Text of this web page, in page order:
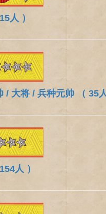
人 ）
/ 大将 / 兵种元帅 （ 35人
人 ）